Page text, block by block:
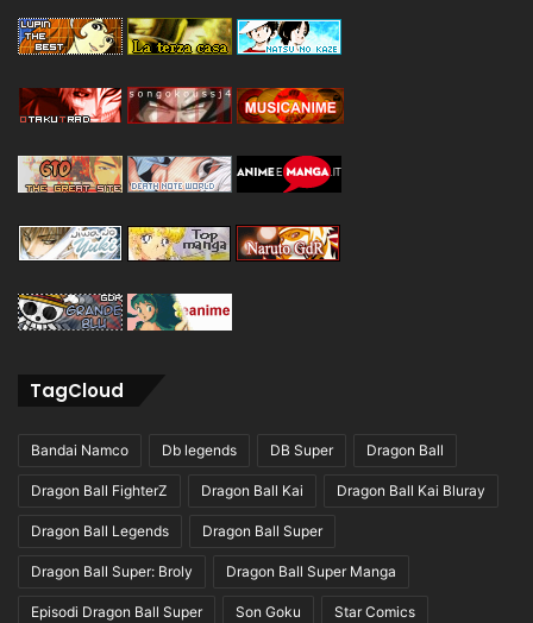
TagCloud
Bandai Namco Db legends DB Super Dragon Ball
Dragon Ball FighterZ Dragon Ball Kai Dragon Ball Kai Bluray
Dragon Ball Legends Dragon Ball Super
Dragon Ball Super: Broly Dragon Ball Super Manga
Episodi Dragon Ball Super Son Goku Star Comics